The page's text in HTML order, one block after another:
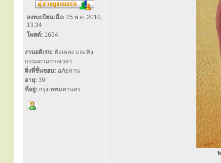
ลงทะเบียนเมื่อ: 25 พ.ค. 2010,
13:34
โพสต์: 1654
งานอดิเรก: ฟังเพลง และฟัง
ธรรมตามกาลเวลา
สิ่งที่ชื่นชอบ: อภัยทาน
อายุ: 39
ที่อยู่: กรุงเทพมหานคร